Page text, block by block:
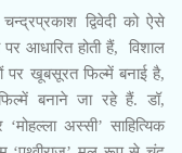
द्विवेदी को ऐसे
आधारित होती हैं, विशाल
पर खूबसूरत फिल्में बनाई है,
बनाने जा रहे हैं. डॉ,
अस्सी’ साहित्यिक